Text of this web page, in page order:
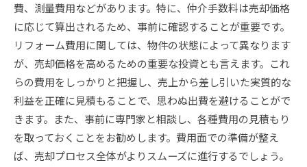
費、測量費用などがあります。特に、仲介手数料は売却価格
に応じて算出されるため、事前に確認することが重要です。
リフォーム費用に関しては、物件の状態によって異なります
が、売却価格を高めるための重要な投資とも言えます。これ
らの費用をしっかりと把握し、売上から差し引いた実質的な
利益を正確に見積もることで、思わぬ出費を避けることがで
きます。また、事前に専門家と相談し、各種費用の見積もり
を取っておくことをお勧めします。費用面での準備が整え
ば、売却プロセス全体がよりスムーズに進行するでしょう。